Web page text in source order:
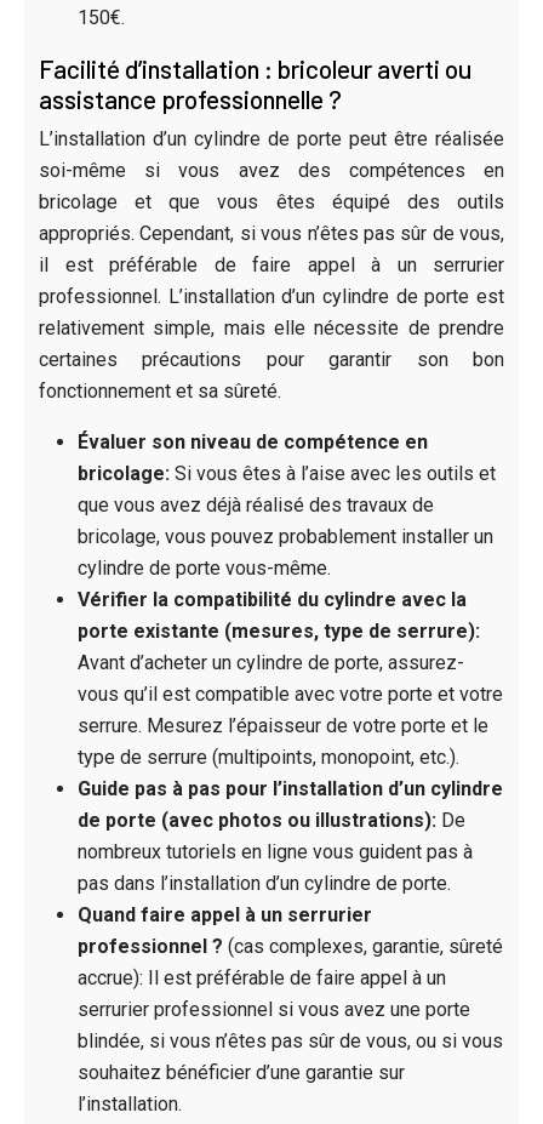
150€.
Facilité d’installation : bricoleur averti ou
assistance professionnelle ?
L’installation d’un cylindre de porte peut être réalisée
soi-même si vous avez des compétences en
bricolage et que vous êtes équipé des outils
appropriés. Cependant, si vous n’êtes pas sûr de vous,
il est préférable de faire appel à un serrurier
professionnel. L’installation d’un cylindre de porte est
relativement simple, mais elle nécessite de prendre
certaines précautions pour garantir son bon
fonctionnement et sa sûreté.
Évaluer son niveau de compétence en
bricolage: Si vous êtes à l’aise avec les outils et
que vous avez déjà réalisé des travaux de
bricolage, vous pouvez probablement installer un
cylindre de porte vous-même.
Vérifier la compatibilité du cylindre avec la
porte existante (mesures, type de serrure):
Avant d’acheter un cylindre de porte, assurez-
vous qu’il est compatible avec votre porte et votre
serrure. Mesurez l’épaisseur de votre porte et le
type de serrure (multipoints, monopoint, etc.).
Guide pas à pas pour l’installation d’un cylindre
de porte (avec photos ou illustrations): De
nombreux tutoriels en ligne vous guident pas à
pas dans l’installation d’un cylindre de porte.
Quand faire appel à un serrurier
professionnel ? (cas complexes, garantie, sûreté
accrue): Il est préférable de faire appel à un
serrurier professionnel si vous avez une porte
blindée, si vous n’êtes pas sûr de vous, ou si vous
souhaitez bénéficier d’une garantie sur
l’installation.